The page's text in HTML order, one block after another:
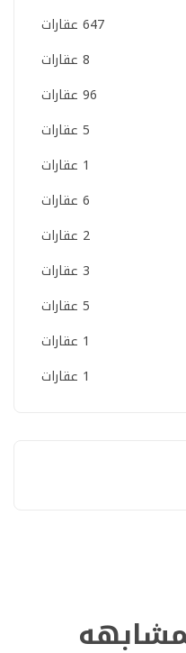
647 عقارات
8 عقارات
96 عقارات
5 عقارات
1 عقارات
6 عقارات
2 عقارات
3 عقارات
5 عقارات
1 عقارات
1 عقارات